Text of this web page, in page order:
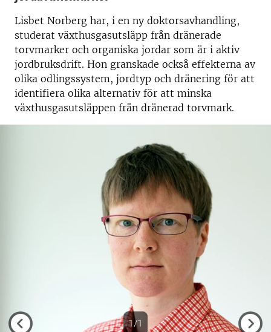
Lisbet Norberg har, i en ny doktorsavhandling,
studerat växthusgasutsläpp från dränerade
torvmarker och organiska jordar som är i aktiv
jordbruksdrift. Hon granskade också effekterna av
olika odlingssystem, jordtyp och dränering för att
identifiera olika alternativ för att minska
växthusgasutsläppen från dränerad torvmark.
1/1